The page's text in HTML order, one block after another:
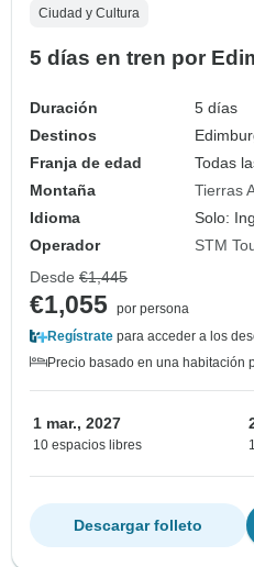
Ciudad y Cultura
5 días en tren por
Duración
5 días
Destinos
Franja de edad
Todas
Montaña
Tierras
Idioma
Solo:
Operador
STM
Desde €1,445
€1,055 por persona
Regístrate para acceder a los
Precio basado en una habitación
1 mar., 2027
10 espacios libres
Descargar folleto